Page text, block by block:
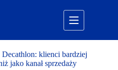
klienci bardziej
jako kanał sprzedaży